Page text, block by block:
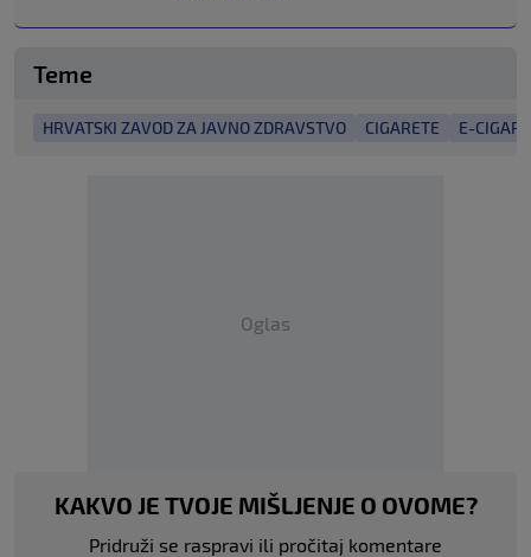
Teme
HRVATSKI ZAVOD ZA JAVNO ZDRAVSTVO CIGARETE E-
Oglas
KAKVO JE TVOJE MIŠLJENJE O OVOME?
Pridruži se raspravi ili pročitaj komentare